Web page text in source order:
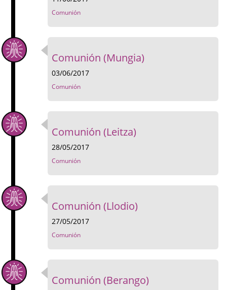
Comunión
Comunión (Mungia)
03/06/2017
Comunión
Comunión (Leitza)
28/05/2017
Comunión
Comunión (Llodio)
27/05/2017
Comunión
Comunión (Berango)